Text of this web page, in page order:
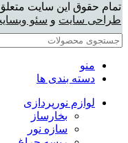
تمام حقوق این سایت
طراحی سایت و سئو
منو
دسته بندی ها
لوازم نورپردازی
بخارساز
سازه نور